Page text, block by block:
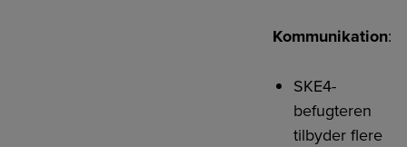
Kommunikation:
SKE4-
befugteren
tilbyder flere